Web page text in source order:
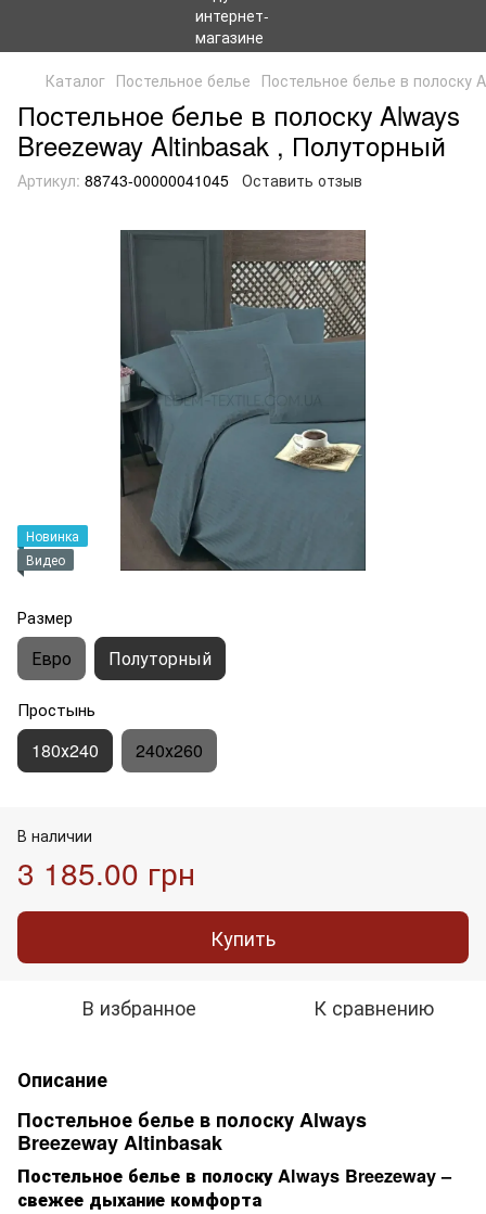
Каталог Постельное белье Постельное белье в полоску
Постельное белье в полоску Always
Breezeway Altinbasak , Полуторный
Артикул: 88743-00000041045 Оставить отзыв
Новинка
Видео
Размер
Евро Полуторный
Простынь
180х240 240х260
В наличии
3 185.00 грн
Купить
В избранное К сравнению
Описание
Постельное белье в полоску Always
Breezeway Altinbasak
Постельное белье в полоску Always Breezeway –
свежее дыхание комфорта